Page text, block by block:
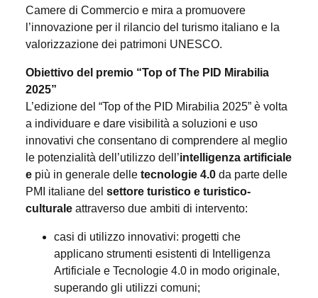
Camere di Commercio e mira a promuovere
l’innovazione per il rilancio del turismo italiano e la
valorizzazione dei patrimoni UNESCO.
Obiettivo del premio “Top of The PID Mirabilia
2025”
L’edizione del “Top of the PID Mirabilia 2025” è volta
a individuare e dare visibilità a soluzioni e uso
innovativi che consentano di comprendere al meglio
le potenzialità dell’utilizzo dell’intelligenza artificiale
e più in generale delle tecnologie 4.0 da parte delle
PMI italiane del settore turistico e turistico-
culturale attraverso due ambiti di intervento:
casi di utilizzo innovativi: progetti che
applicano strumenti esistenti di Intelligenza
Artificiale e Tecnologie 4.0 in modo originale,
superando gli utilizzi comuni;